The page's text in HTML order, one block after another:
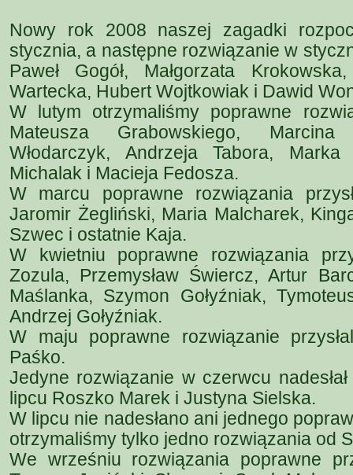
Nowy rok 2008 naszej zagadki
stycznia, a następne rozwiązanie w
Paweł Gogół, Małgorzata
Wartecka, Hubert Wojtkowiak i Dawid
W lutym otrzymaliśmy poprawne
Mateusza Grabowskiego, Marcina
Włodarczyk, Andrzeja Tabora,
Michalak i Macieja Fedosza.
W marcu poprawne rozwiązania
Jaromir Żegliński, Maria Malcharek,
Szwec i ostatnie Kaja.
W kwietniu poprawne rozwiązania
Zozula, Przemysław Świercz, Artur
Maślanka, Szymon Gołyźniak,
Andrzej Gołyźniak.
W maju poprawne rozwiązanie
Paśko.
Jedyne rozwiązanie w czerwcu
lipcu Roszko Marek i Justyna Sielska.
W lipcu nie nadesłano ani jednego
otrzymaliśmy tylko jedno rozwiązania od
We wrześniu rozwiązania poprawne